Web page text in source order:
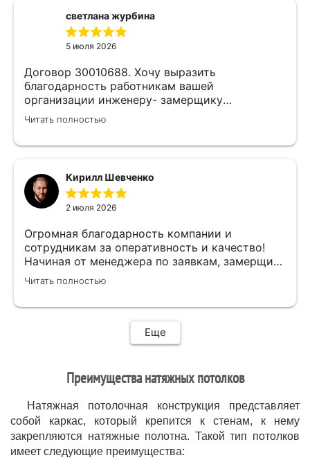
светлана журбина
5 июля 2026
Договор 30010688. Хочу выразить
благодарность работникам вашей
организации инженеру- замерщику
Кулабухову Николаю,и мастеру монтажа Илье
.Спасибо за проделанную работу и
быстро,качественно,профессионально сделал
свою работу,убрал за собой ,что очень
приятно.Мне все понравилось .Хорошая
Читать полностью
Кирилл Шевченко
2 июля 2026
Огромная благодарность компании и
сотрудникам за оперативность и качество!
Начиная от менеджера по заявкам, замерщика
и установщиков. Объяснили про полотно и
системы монтажа, дали выбор, сделали
Читать полностью
Еще
Преимущества натяжных потолков
Натяжная потолочная конструкция представляет
собой каркас, который крепится к стенам, к нему
закрепляются натяжные полотна. Такой тип потолков
имеет следующие преимущества: